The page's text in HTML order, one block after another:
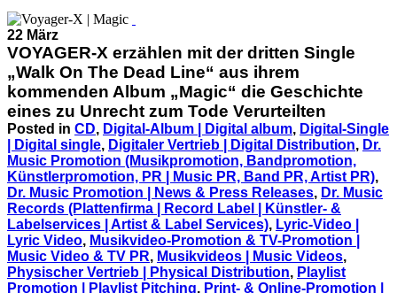
22 März
VOYAGER-X erzählen mit der dritten Single
„Walk On The Dead Line“ aus ihrem
kommenden Album „Magic“ die Geschichte
eines zu Unrecht zum Tode Verurteilten
Posted in CD, Digital-Album | Digital album, Digital-Single
| Digital single, Digitaler Vertrieb | Digital Distribution, Dr.
Music Promotion (Musikpromotion, Bandpromotion,
Künstlerpromotion, PR | Music PR, Band PR, Artist PR),
Dr. Music Promotion | News & Press Releases, Dr. Music
Records (Plattenfirma | Record Label | Künstler- &
Labelservices | Artist & Label Services), Lyric-Video |
Lyric Video, Musikvideo-Promotion & TV-Promotion |
Music Video & TV PR, Musikvideos | Music Videos,
Physischer Vertrieb | Physical Distribution, Playlist
Promotion | Playlist Pitching, Print- & Online-Promotion |